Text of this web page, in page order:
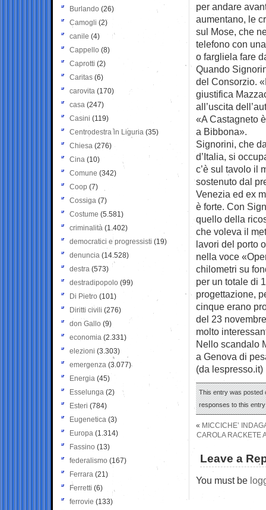
per andare
aumentano, le
sul Mose, che
telefono con
o fargliela fare
Quando
del Consorzio.
giustifica
all’uscita
«A Castagneto
a Bibbona».
Signorini, che
d’Italia, si
c’è sul tavolo il
sostenuto dal
Venezia ed ex
è forte. Con
quello della
che voleva il
lavori del porto
nella voce
chilometri su
per un totale di
progettazione,
cinque erano
del 23
molto
Nello scandalo
a Genova di
(da lespresso.it)
This entry was posted
responses to this
« MICCICHE’
CAROLA RACKETE
Leave a
You must be
Burlando (26)
Camogli (2)
canile (4)
Cappello (8)
Caprotti (2)
Caritas (6)
carovita (170)
casa (247)
Casini (119)
Centrodestra in Liguria (35)
Chiesa (276)
Cina (10)
Comune (342)
Coop (7)
Cossiga (7)
Costume (5.581)
criminalità (1.402)
democratici e progressisti (19)
denuncia (14.528)
destra (573)
destradipopolo (99)
Di Pietro (101)
Diritti civili (276)
don Gallo (9)
economia (2.331)
elezioni (3.303)
emergenza (3.077)
Energia (45)
Esselunga (2)
Esteri (784)
Eugenetica (3)
Europa (1.314)
Fassino (13)
federalismo (167)
Ferrara (21)
Ferretti (6)
ferrovie (133)